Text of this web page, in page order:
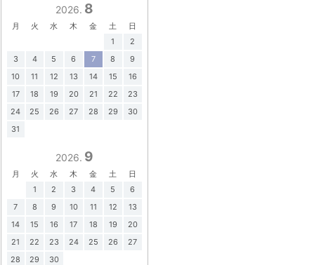
2026. 8
月 火 水 木 金 土
日
1
2
3
4 5 6 7 8
9
10
11 12 13 14 15
16
17
18 19 20 21 22
23
24
25 26 27 28 29
30
31
2026. 9
月 火 水 木 金 土
日
1
2 3 4 5
6
7
8 9 10 11 12
13
14
15 16 17 18 19
20
21
22 23 24 25 26
27
28
29 30